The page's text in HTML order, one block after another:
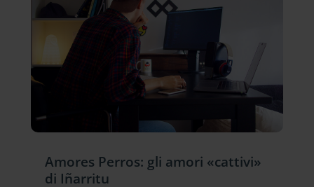
Amores Perros: gli amori «cattivi»
di Iñarritu